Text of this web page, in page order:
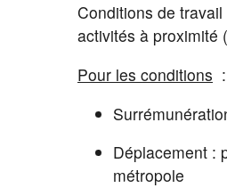
Conditions de
activités à proximité
Pour les conditions :
Déplacement :
métropole